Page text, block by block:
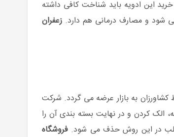
این ادویه باید شناخت کافی داشته
شود و مصارف درمانی هم دارد. زعفران
کشاورزان به بازار عرضه می گردد. شرکت
الک کردن و در نهایت بسته بندی آن را
در این روش حذف می شود. فروشگاه